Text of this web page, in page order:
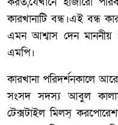
কারখানাটি বন্ধ।এই বন্ধ
এমন আশ্বাস দেন মাননীয়
এমপি।
কারখানা পরিদর্শনকালে
সংসদ সদস্য আবুল কালাম
টেক্সটাইল মিলস্